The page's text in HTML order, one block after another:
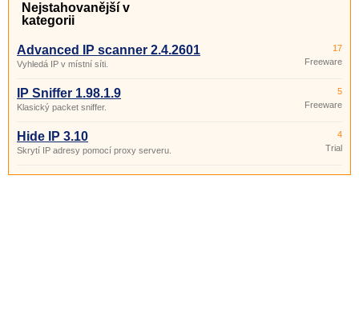
Nejstahovanější v
kategorii
Advanced IP scanner 2.4.2601
Vyhledá IP v místní síti.
17
Freeware
IP Sniffer 1.98.1.9
Klasický packet sniffer.
5
Freeware
Hide IP 3.10
Skrytí IP adresy pomocí proxy serveru.
4
Trial